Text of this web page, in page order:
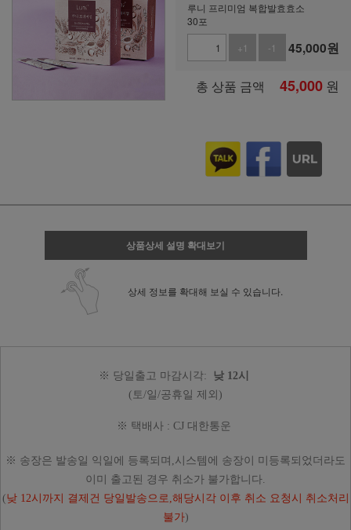
루니 프리미엄 복합발효효소
30포
+1
-1 45,000원
총 상품 금액 45,000 원
상품상세 설명 확대보기
상세 정보를 확대해 보실 수 있습니다.
※ 당일출고 마감시각:
낮 12시
(토/일/공휴일 제외)
※ 택배사 : CJ 대한통운
※ 송장은 발송일 익일에 등록되며,시스템에 송장이 미등록되었더라도
이미 출고된 경우 취소가 불가합니다.
(낮 12시까지 결제건 당일발송으로,해당시각 이후 취소 요청시 취소처리
불가)